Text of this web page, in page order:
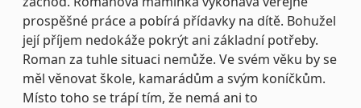
prospěšné práce a pobírá přídavky na dítě. Bohužel
její příjem nedokáže pokrýt ani základní potřeby.
Roman za tuhle situaci nemůže. Ve svém věku by se
měl věnovat škole, kamarádům a svým koníčkům.
Místo toho se trápí tím, že nemá ani to